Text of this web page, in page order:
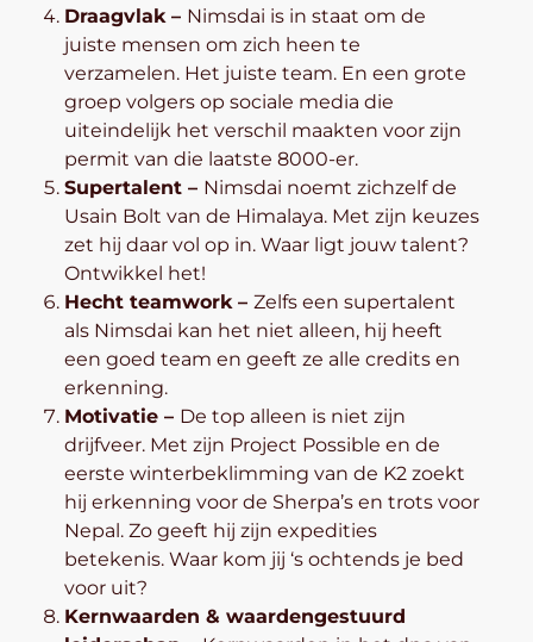
Draagvlak – Nimsdai is in staat om de
juiste mensen om zich heen te
verzamelen. Het juiste team. En een grote
groep volgers op sociale media die
uiteindelijk het verschil maakten voor zijn
permit van die laatste 8000-er.
Supertalent – Nimsdai noemt zichzelf de
Usain Bolt van de Himalaya. Met zijn keuzes
zet hij daar vol op in. Waar ligt jouw talent?
Ontwikkel het!
Hecht teamwork –Zelfs een supertalent
als Nimsdai kan het niet alleen, hij heeft
een goed team en geeft ze alle credits en
erkenning.
Motivatie – De top alleen is niet zijn
drijfveer. Met zijn Project Possible en de
eerste winterbeklimming van de K2 zoekt
hij erkenning voor de Sherpa’s en trots voor
Nepal. Zo geeft hij zijn expedities
betekenis. Waar kom jij ‘s ochtends je bed
voor uit?
Kernwaarden & waardengestuurd